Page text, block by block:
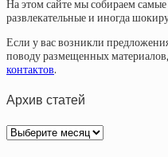
На этом сайте мы собираем
развлекательные и иногда
Если у вас возникли
поводу размещенных
контактов.
Архив статей
Архив
статей